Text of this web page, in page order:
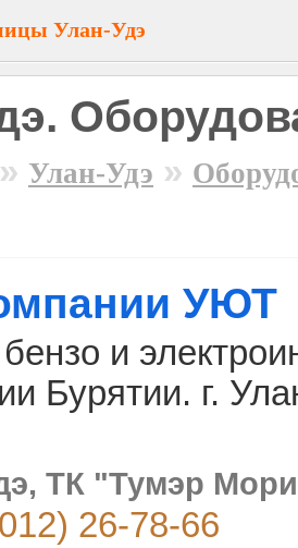
Улан-Удэ
» Улан-Удэ »
УЮТ
и
Бурятии. г.
ТК "Тумэр
26-78-66